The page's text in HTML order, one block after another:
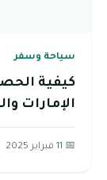
سياحة وسفر
كيفية
الإمارات
📅 11 فبراير 2025